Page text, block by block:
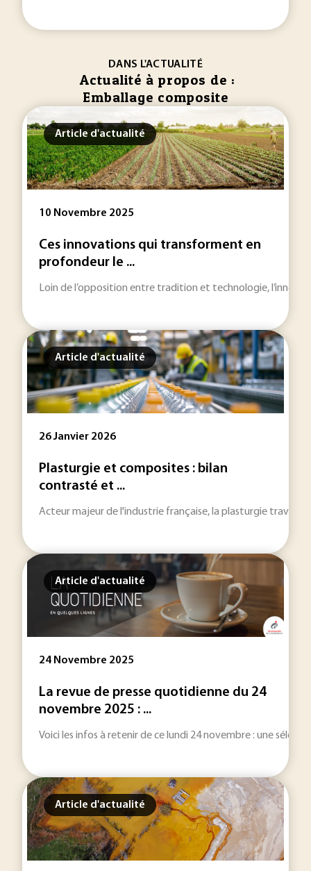
DANS L'ACTUALITÉ
Actualité à propos de :
Emballage composite
Article d'actualité
10 Novembre 2025
Ces innovations qui transforment en
profondeur le ...
Loin de l’opposition entre tradition et technologie,
Article d'actualité
26 Janvier 2026
Plasturgie et composites : bilan
contrasté et ...
Acteur majeur de l'industrie française, la plasturgie traverse
Article d'actualité
24 Novembre 2025
La revue de presse quotidienne du 24
novembre 2025 : ...
Voici les infos à retenir de ce lundi 24 novembre : une
Article d'actualité